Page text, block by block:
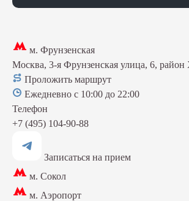
м. Фрунзенская
Москва, 3-я Фрунзенская улица, 6,
Проложить маршрут
Ежедневно с 10:00 до 22:00
Телефон
+7 (495) 104-90-88
Записаться на прием
м. Сокол
м. Аэропорт